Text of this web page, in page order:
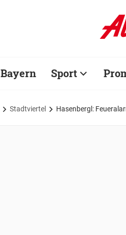
Bayern Sport
Stadtviertel Hasenbergl: